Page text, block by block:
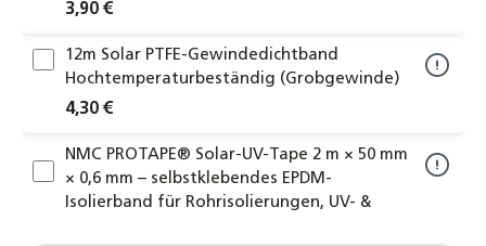
3,90 €
12m Solar PTFE-Gewindedichtband
Hochtemperaturbeständig (Grobgewinde)
4,30 €
NMC PROTAPE® Solar-UV-Tape 2 m × 50 mm
× 0,6 mm – selbstklebendes EPDM-
Isolierband für Rohrisolierungen, UV- &